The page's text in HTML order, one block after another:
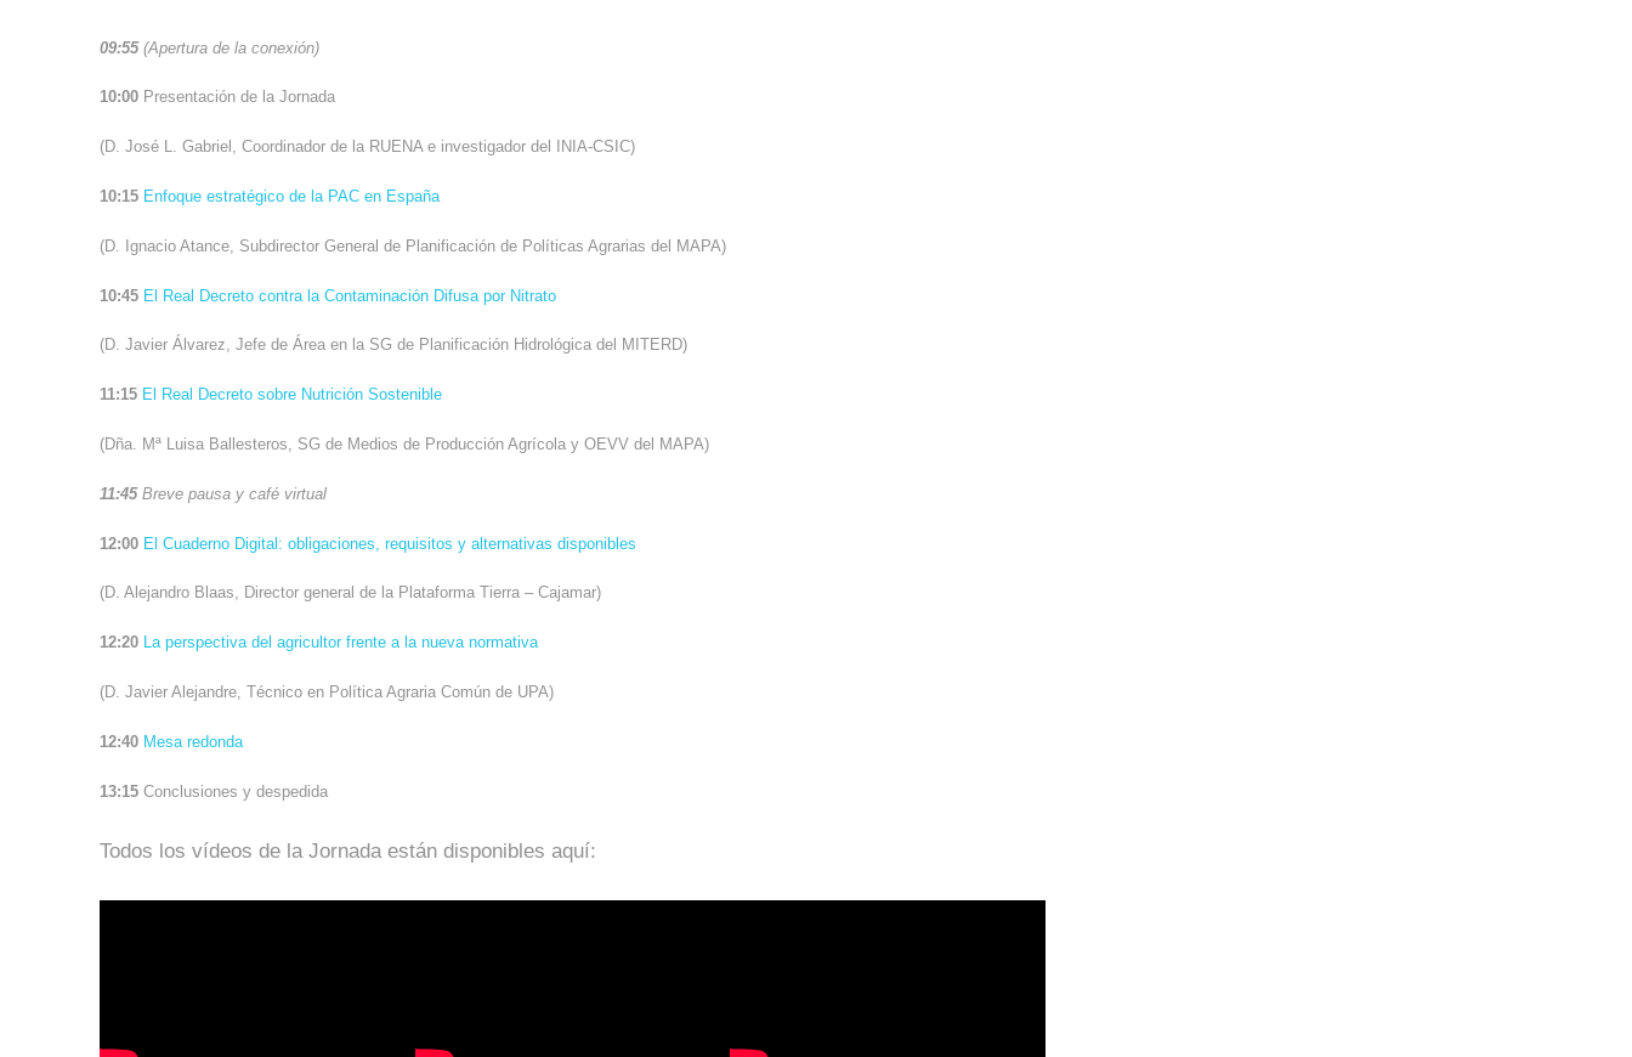
09:55(Apertura de la conexión)
10:00 Presentación de la Jornada
(D. José L. Gabriel, Coordinador de la RUENA e investigador del INIA-CSIC)
10:15 Enfoque estratégico de la PAC en España
(D. Ignacio Atance, Subdirector General de Planificación de Políticas Agrarias del MAPA)
10:45 El Real Decreto contra la Contaminación Difusa por Nitrato
(D. Javier Álvarez, Jefe de Área en la SG de Planificación Hidrológica del MITERD)
11:15 El Real Decreto sobre Nutrición Sostenible
(Dña. Mª Luisa Ballesteros, SG de Medios de Producción Agrícola y OEVV del MAPA)
11:45Breve pausa y café virtual
12:00 El Cuaderno Digital: obligaciones, requisitos y alternativas disponibles
(D. Alejandro Blaas, Director general de la Plataforma Tierra – Cajamar)
12:20 La perspectiva del agricultor frente a la nueva normativa
(D. Javier Alejandre, Técnico en Política Agraria Común de UPA)
12:40 Mesa redonda
13:15 Conclusiones y despedida
Todos los vídeos de la Jornada están disponibles aquí: